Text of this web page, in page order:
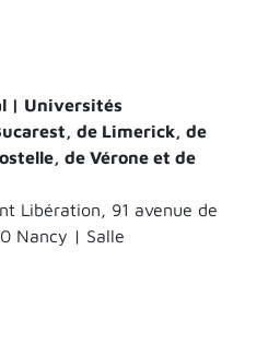
| Universités
de Limerick, de
de Vérone et de
Libération, 91 avenue de
Nancy | Salle